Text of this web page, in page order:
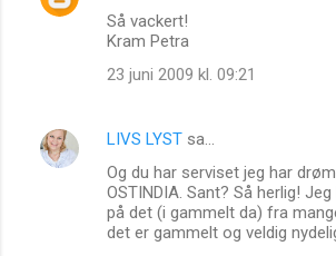
Så vackert!
Kram Petra
23 juni 2009 kl. 09:21
LIVS LYST sa…
Og du har serviset jeg har
OSTINDIA. Sant? Så herlig!
på det (i gammelt da) fra
det er gammelt og veldig